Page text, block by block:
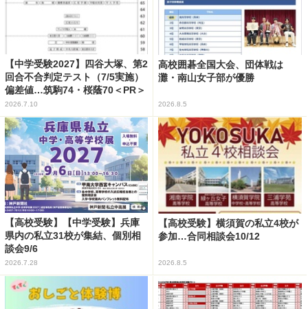
【中学受験2027】四谷大塚、第2
回合不合判定テスト（7/5実施）
偏差値…筑駒74・桜蔭70＜PR＞
2026.7.10
高校囲碁全国大会、団体戦は
灘・南山女子部が優勝
2026.8.5
【高校受験】【中学受験】兵庫
県内の私立31校が集結、個別相
談会9/6
2026.7.28
【高校受験】横須賀の私立4校が
参加…合同相談会10/12
2026.8.5